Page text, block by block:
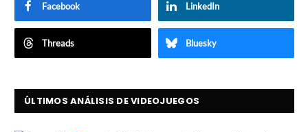
Facebook LinkedIn
Threads Bluesky
ÚLTIMOS ANÁLISIS DE VIDEOJUEGOS